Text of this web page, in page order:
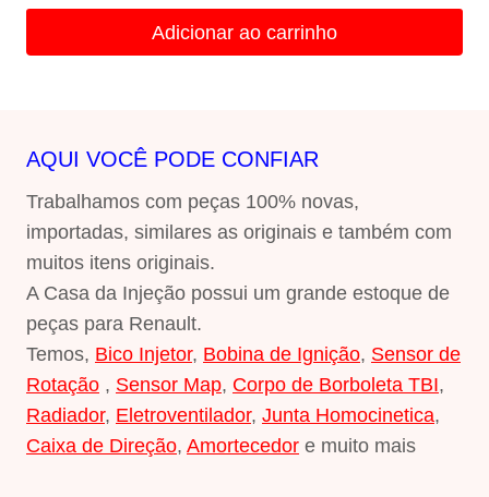
é:
Adicionar ao carrinho
AQUI VOCÊ PODE CONFIAR
Trabalhamos com peças 100% novas,
importadas, similares as originais e também com
muitos itens originais.
A Casa da Injeção possui um grande estoque de
peças para Renault.
Temos, Bico Injetor, Bobina de Ignição, Sensor de
Rotação , Sensor Map, Corpo de Borboleta TBI,
Radiador, Eletroventilador, Junta Homocinetica,
Caixa de Direção, Amortecedor e muito mais